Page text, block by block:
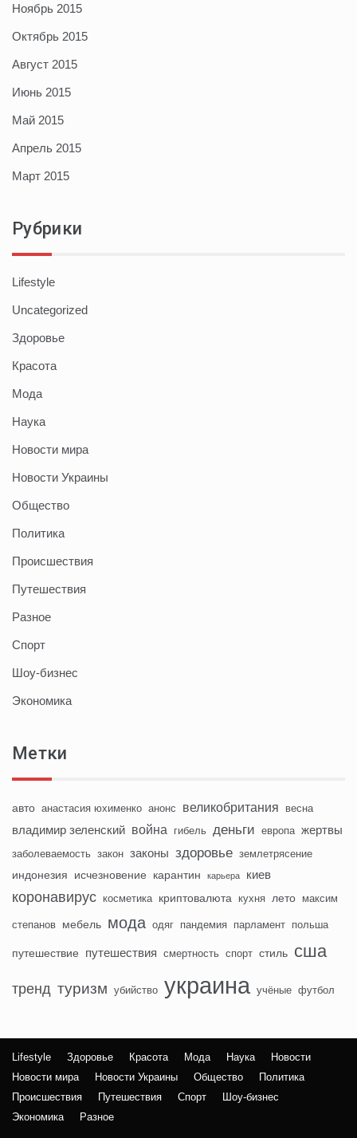
Ноябрь 2015
Октябрь 2015
Август 2015
Июнь 2015
Май 2015
Апрель 2015
Март 2015
Рубрики
Lifestyle
Uncategorized
Здоровье
Красота
Мода
Наука
Новости мира
Новости Украины
Общество
Политика
Происшествия
Путешествия
Разное
Спорт
Шоу-бизнес
Экономика
Метки
авто анастасия юхименко анонс великобритания весна
владимир зеленский война гибель деньги европа жертвы
заболеваемость закон законы здоровье землетрясение
индонезия исчезновение карантин карьера киев
коронавирус косметика криптовалюта кухня лето максим
степанов мебель мода одяг пандемия парламент польша
путешествие путешествия смертность спорт стиль сша
тренд туризм убийство украина учёные футбол
Lifestyle Здоровье Красота Мода Наука
Новости
Новости мира
Новости Украины Общество
Политика
Происшествия
Путешествия Спорт
Шоу-бизнес
Экономика
Разное